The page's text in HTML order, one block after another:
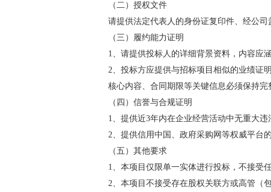
（二）授权文件
请提供法定代表人的身份证复印件、经公
（三）履约能力证明
1、请提供投标人的详细背景资料，内容应
2、投标方应提供与招标项目相似的业绩证
核心内容、合同期限等关键信息必须保持完
（四）信誉与合规证明
1、提供近3年内在企业经营活动中无重大
2、提供信用中国、政府采购网等权威平台
（五）其他要求
1、本项目仅限单一实体进行投标，不接受
2、本项目不接受存在股权关联方或高管（